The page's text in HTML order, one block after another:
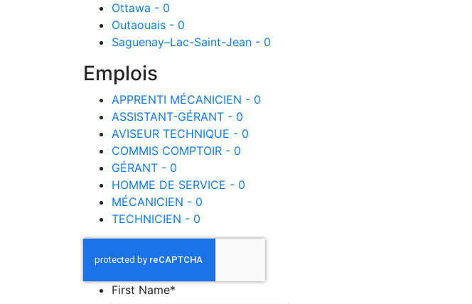
Ottawa - 0
Outaouais - 0
Saguenay–Lac-Saint-Jean - 0
Emplois
APPRENTI MÉCANICIEN - 0
ASSISTANT-GÉRANT - 0
AVISEUR TECHNIQUE - 0
COMMIS COMPTOIR - 0
GÉRANT - 0
HOMME DE SERVICE - 0
MÉCANICIEN - 0
TECHNICIEN - 0
First Name*